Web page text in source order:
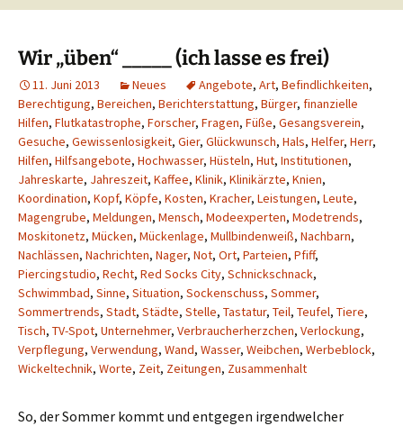
Wir „üben“ _____ (ich lasse es frei)
11. Juni 2013 Neues Angebote, Art, Befindlichkeiten,
Berechtigung, Bereichen, Berichterstattung, Bürger, finanzielle
Hilfen, Flutkatastrophe, Forscher, Fragen, Füße, Gesangsverein,
Gesuche, Gewissenlosigkeit, Gier, Glückwunsch, Hals, Helfer, Herr,
Hilfen, Hilfsangebote, Hochwasser, Hüsteln, Hut, Institutionen,
Jahreskarte, Jahreszeit, Kaffee, Klinik, Klinikärzte, Knien,
Koordination, Kopf, Köpfe, Kosten, Kracher, Leistungen, Leute,
Magengrube, Meldungen, Mensch, Modeexperten, Modetrends,
Moskitonetz, Mücken, Mückenlage, Mullbindenweiß, Nachbarn,
Nachlässen, Nachrichten, Nager, Not, Ort, Parteien, Pfiff,
Piercingstudio, Recht, Red Socks City, Schnickschnack,
Schwimmbad, Sinne, Situation, Sockenschuss, Sommer,
Sommertrends, Stadt, Städte, Stelle, Tastatur, Teil, Teufel, Tiere,
Tisch, TV-Spot, Unternehmer, Verbraucherherzchen, Verlockung,
Verpflegung, Verwendung, Wand, Wasser, Weibchen, Werbeblock,
Wickeltechnik, Worte, Zeit, Zeitungen, Zusammenhalt
So, der Sommer kommt und entgegen irgendwelcher